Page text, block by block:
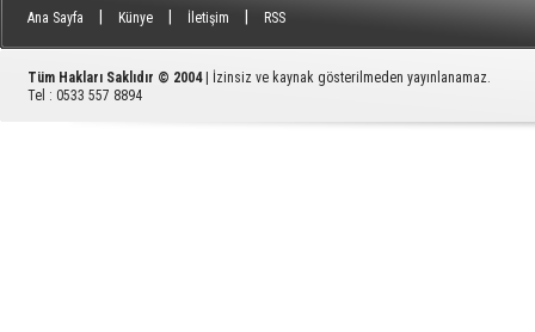
Ana Sayfa Künye İletişim RSS
Tüm Hakları Saklıdır © 2004
| İzinsiz ve kaynak gösterilmeden yayınlanamaz.
Tel : 0533 557 8894